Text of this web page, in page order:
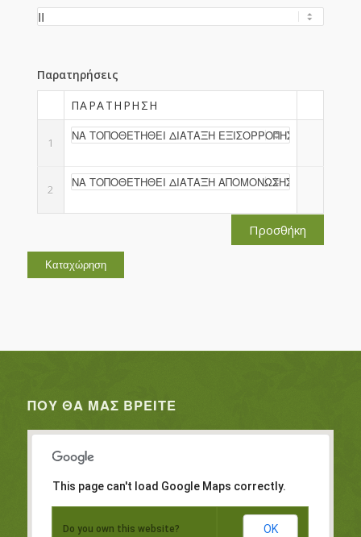
Παρατηρήσεις
ΠΑΡΑΤΉΡΗΣΗ
1
2
Προσθήκη
ΠΟΥ ΘΑ ΜΑΣ ΒΡΕΊΤΕ
This page can't load Google Maps correctly.
Do you own this website? OK